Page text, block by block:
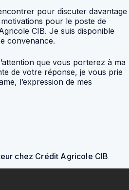
pour discuter davantage
pour le poste de
CIB. Je suis disponible
convenance.
que vous porterez à ma
de votre réponse, je vous prie
l’expression de mes
chez Crédit Agricole CIB